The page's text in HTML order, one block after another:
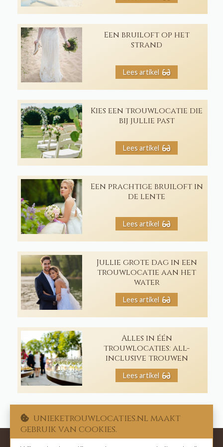
Een bruiloft op het
strand
Lees artikel
Kies een trouwlocatie die
bij jullie past
Lees artikel
Een prachtige bruiloft in
de lente
Lees artikel
Jullie grote dag in een
trouwlocatie aan het
water
Lees artikel
Alles in één
trouwlocaties: all-
inclusive trouwen
Lees artikel
unieketrouwlocaties.nl maakt
gebruik van cookies.